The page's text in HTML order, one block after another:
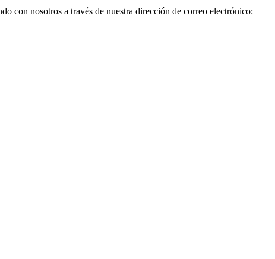
con nosotros a través de nuestra dirección de correo electrónico: